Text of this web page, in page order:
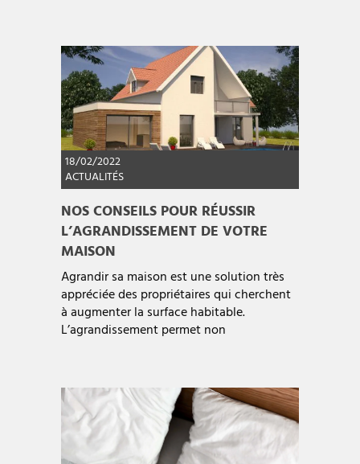
18/02/2022
ACTUALITÉS
NOS CONSEILS POUR RÉUSSIR
L’AGRANDISSEMENT DE VOTRE
MAISON
Agrandir sa maison est une solution très
appréciée des propriétaires qui cherchent
à augmenter la surface habitable.
L’agrandissement permet non